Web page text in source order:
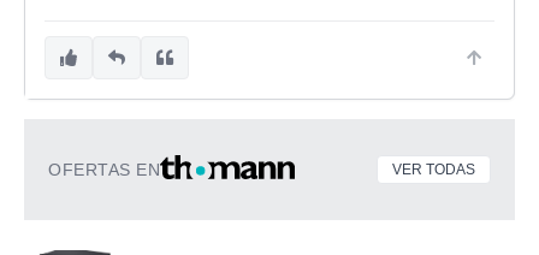
OFERTAS EN VER TODAS